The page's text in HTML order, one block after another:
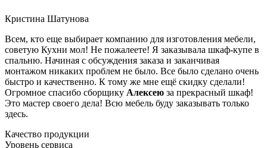
Кристина Шатунова
Всем, кто еще выбирает компанию для изготовления мебели,
советую Кухни мол! Не пожалеете! Я заказывала шкаф-купе в
спальню. Начиная с обсуждения заказа и заканчивая
монтажом никаких проблем не было. Все было сделано очень
быстро и качественно. К тому же мне ещё скидку сделали!
Огромное спасибо сборщику Алексею за прекрасный шкаф!
Это мастер своего дела! Всю мебель буду заказывать только
здесь.
Качество продукции
Уровень сервиса